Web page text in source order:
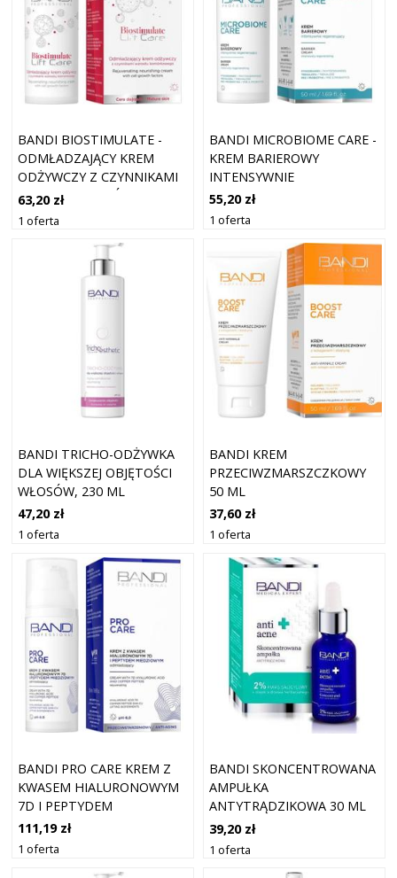
BANDI BIOSTIMULATE -
ODMŁADZAJĄCY KREM
ODŻYWCZY Z CZYNNIKAMI
WZROSTU KOMÓRKOWEGO
50 ML
63,20 zł
1 oferta
BANDI MICROBIOME CARE -
KREM BARIEROWY
INTENSYWNIE
REGENERUJĄCY 50 ML
55,20 zł
1 oferta
BANDI TRICHO-ODŻYWKA
DLA WIĘKSZEJ OBJĘTOŚCI
WŁOSÓW, 230 ML
47,20 zł
1 oferta
BANDI KREM
PRZECIWZMARSZCZKOWY
50 ML
37,60 zł
1 oferta
BANDI PRO CARE KREM Z
KWASEM HIALURONOWYM
7D I PEPTYDEM
MIEDZIOWYM, 50 ML
111,19 zł
1 oferta
BANDI SKONCENTROWANA
AMPUŁKA
ANTYTRĄDZIKOWA 30 ML
39,20 zł
1 oferta